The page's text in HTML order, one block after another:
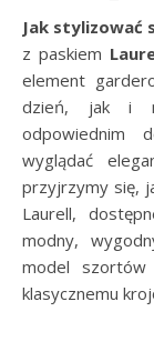
Jak stylizować
z paskiem
element
dzień, jak i
odpowiednim
wyglądać
przyjrzymy się,
Laurell,
modny,
model
klasycznemu